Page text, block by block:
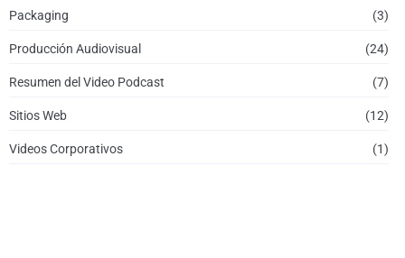
Packaging (3)
Producción Audiovisual (24)
Resumen del Video Podcast (7)
Sitios Web (12)
Videos Corporativos (1)